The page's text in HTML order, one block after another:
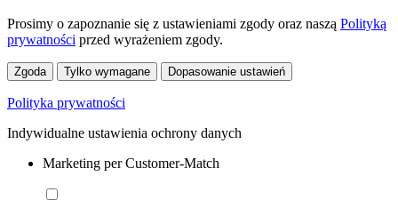
Prosimy o zapoznanie się z ustawieniami zgody oraz naszą Polityką
prywatności przed wyrażeniem zgody.
Zgoda Tylko wymagane Dopasowanie ustawień
Polityka prywatności
Indywidualne ustawienia ochrony danych
Marketing per Customer-Match